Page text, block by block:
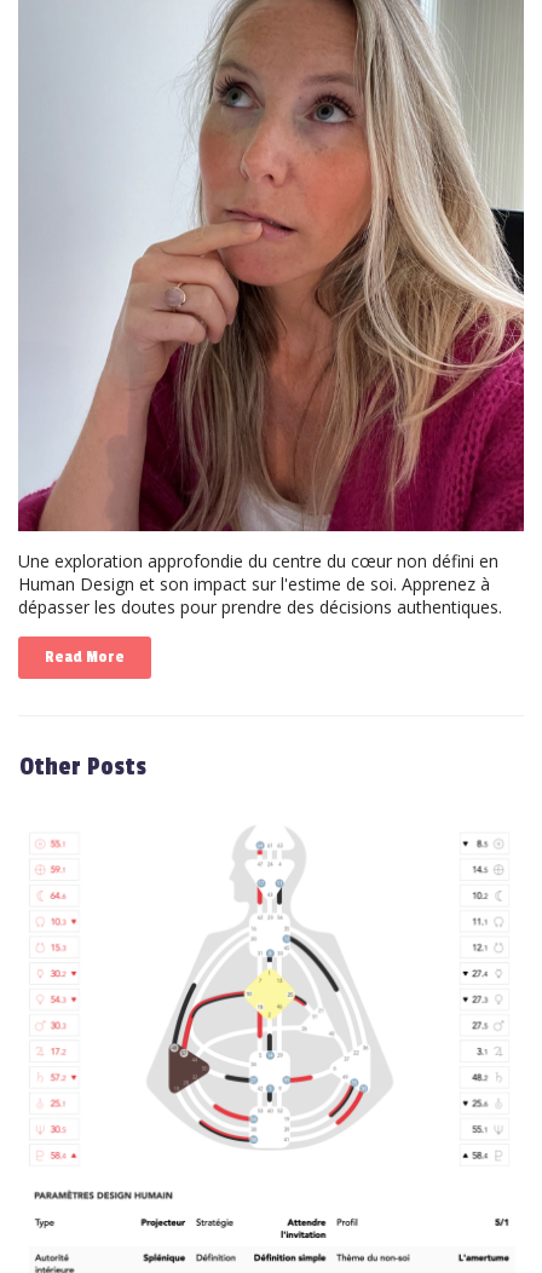
Une exploration approfondie du centre du cœur non défini en
Human Design et son impact sur l'estime de soi. Apprenez à
dépasser les doutes pour prendre des décisions authentiques.
Read More
Other Posts